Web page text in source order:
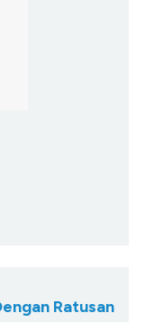
Ratusan